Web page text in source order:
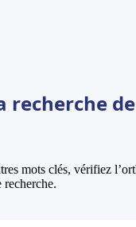
mots clés, vérifiez
recherche.